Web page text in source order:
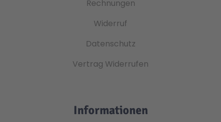
Rechnungen
Widerruf
Datenschutz
Vertrag Widerrufen
Informationen